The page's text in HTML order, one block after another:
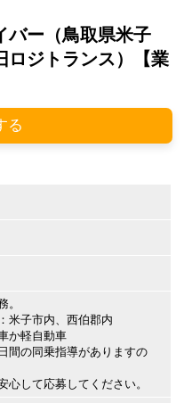
バー（鳥取県米子
ロジトランス）【業
る
。
米子市内、西伯郡内
か軽自動車
間の同乗指導がありますの
心して応募してください。